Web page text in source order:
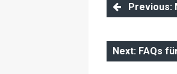
Previous:
Next: FAQs